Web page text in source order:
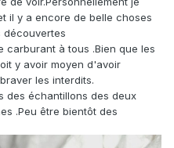
il y a encore de belle choses
découvertes
à tous .Bien que les
y avoir moyen d'avoir
les interdits.
des échantillons des deux
.Peu être bientôt des